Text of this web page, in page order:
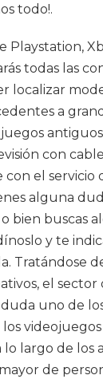
todo!.
Playstation,
todas las
localizar
a
con
con el servicio
alguna
bien buscas
y te
Tratándose
el sector
uno de
largo de los
de